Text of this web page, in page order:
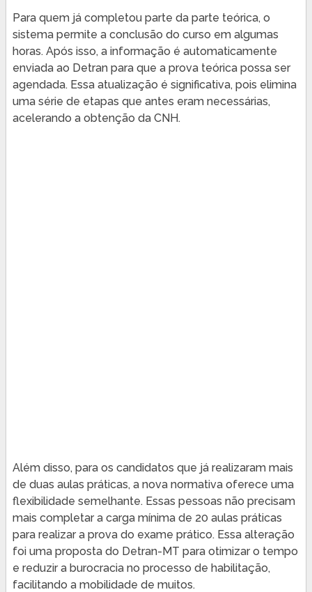
Para quem já completou parte da parte teórica, o
sistema permite a conclusão do curso em algumas
horas. Após isso, a informação é automaticamente
enviada ao Detran para que a prova teórica possa ser
agendada. Essa atualização é significativa, pois elimina
uma série de etapas que antes eram necessárias,
acelerando a obtenção da CNH.
Além disso, para os candidatos que já realizaram mais
de duas aulas práticas, a nova normativa oferece uma
flexibilidade semelhante. Essas pessoas não precisam
mais completar a carga mínima de 20 aulas práticas
para realizar a prova do exame prático. Essa alteração
foi uma proposta do Detran-MT para otimizar o tempo
e reduzir a burocracia no processo de habilitação,
facilitando a mobilidade de muitos.